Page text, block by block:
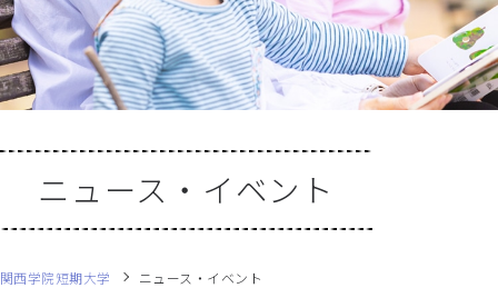
ニュース・イベント
関西学院短期大学 ニュース・イベント